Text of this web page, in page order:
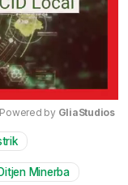
Powered by GliaStudios
Ditjen Minerba